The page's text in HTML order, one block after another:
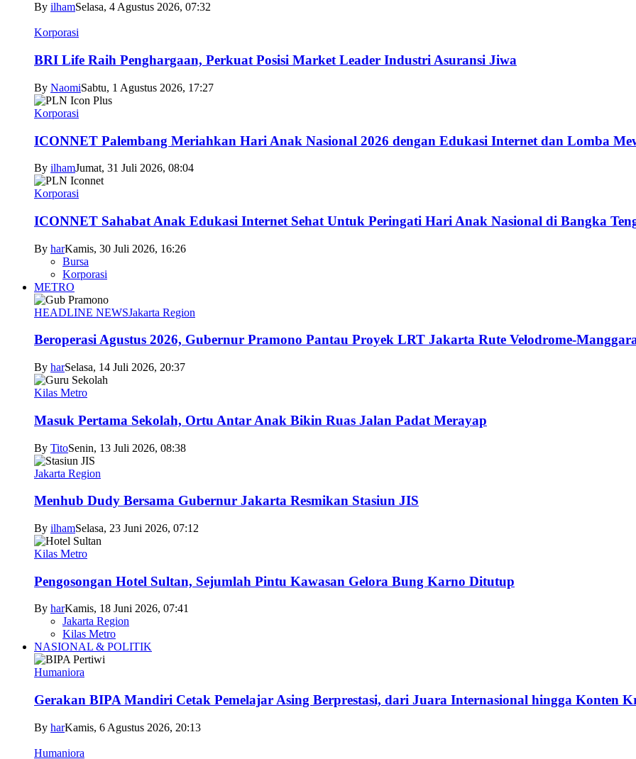
By ilhamSelasa, 4 Agustus 2026, 07:32
Korporasi
BRI Life Raih Penghargaan, Perkuat Posisi Market Leader Industri Asuransi Jiwa
By NaomiSabtu, 1 Agustus 2026, 17:27
Korporasi
ICONNET Palembang Meriahkan Hari Anak Nasional 2026 dengan Edukasi Internet dan Lomba
By ilhamJumat, 31 Juli 2026, 08:04
Korporasi
ICONNET Sahabat Anak Edukasi Internet Sehat Untuk Peringati Hari Anak Nasional di Bangka
By harKamis, 30 Juli 2026, 16:26
Bursa
Korporasi
METRO
HEADLINE NEWSJakarta Region
Beroperasi Agustus 2026, Gubernur Pramono Pantau Proyek LRT Jakarta Rute Velodrome-
By harSelasa, 14 Juli 2026, 20:37
Kilas Metro
Masuk Pertama Sekolah, Ortu Antar Anak Bikin Ruas Jalan Padat Merayap
By TitoSenin, 13 Juli 2026, 08:38
Jakarta Region
Menhub Dudy Bersama Gubernur Jakarta Resmikan Stasiun JIS
By ilhamSelasa, 23 Juni 2026, 07:12
Kilas Metro
Pengosongan Hotel Sultan, Sejumlah Pintu Kawasan Gelora Bung Karno Ditutup
By harKamis, 18 Juni 2026, 07:41
Jakarta Region
Kilas Metro
NASIONAL & POLITIK
Humaniora
Gerakan BIPA Mandiri Cetak Pemelajar Asing Berprestasi, dari Juara Internasional hingga Konten
By harKamis, 6 Agustus 2026, 20:13
Humaniora